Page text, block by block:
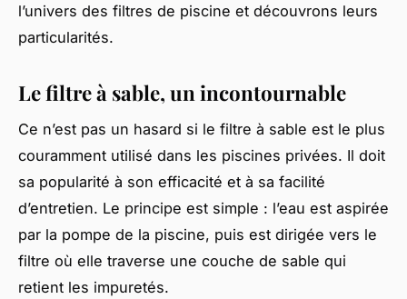
l’univers des filtres de piscine et découvrons leurs
particularités.
Le filtre à sable, un incontournable
Ce n’est pas un hasard si le filtre à sable est le plus
couramment utilisé dans les piscines privées. Il doit
sa popularité à son efficacité et à sa facilité
d’entretien. Le principe est simple : l’eau est aspirée
par la pompe de la piscine, puis est dirigée vers le
filtre où elle traverse une couche de sable qui
retient les impuretés.